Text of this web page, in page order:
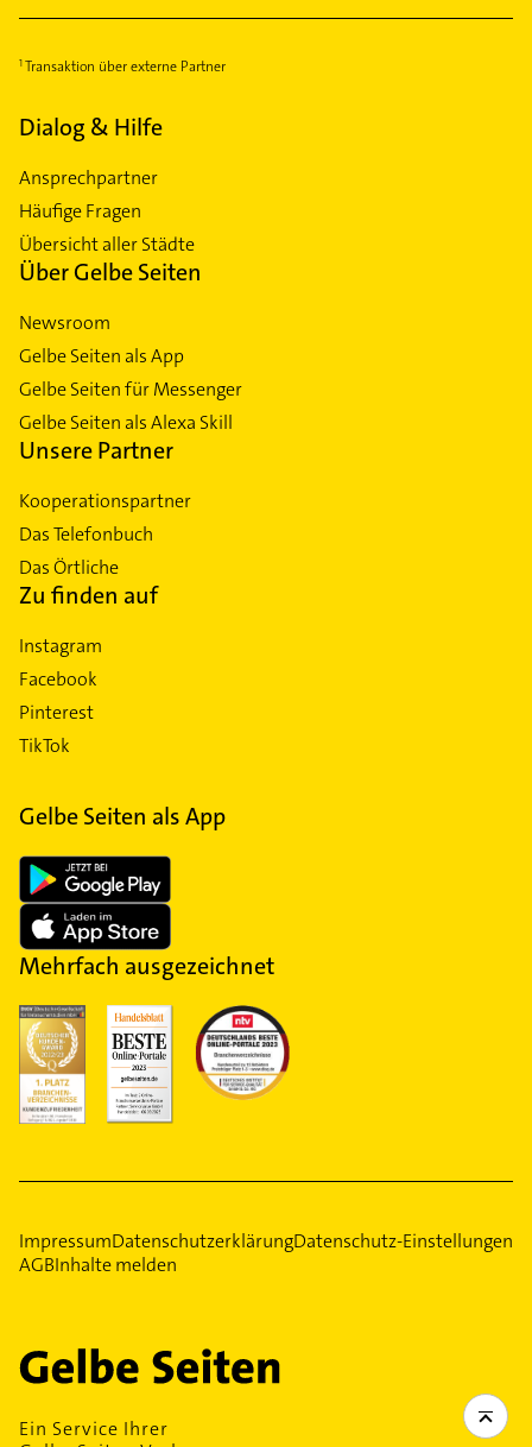
Transaktion über externe Partner
Dialog & Hilfe
Ansprechpartner
Häufige Fragen
Übersicht aller Städte
Über Gelbe Seiten
Newsroom
Gelbe Seiten als App
Gelbe Seiten für Messenger
Gelbe Seiten als Alexa Skill
Unsere Partner
Kooperationspartner
Das Telefonbuch
Das Örtliche
Zu finden auf
Instagram
Facebook
Pinterest
TikTok
Gelbe Seiten als App
Mehrfach ausgezeichnet
ImpressumDatenschutzerklärungDatenschutz-Einstellungen
AGBInhalte melden
Ein Service Ihrer